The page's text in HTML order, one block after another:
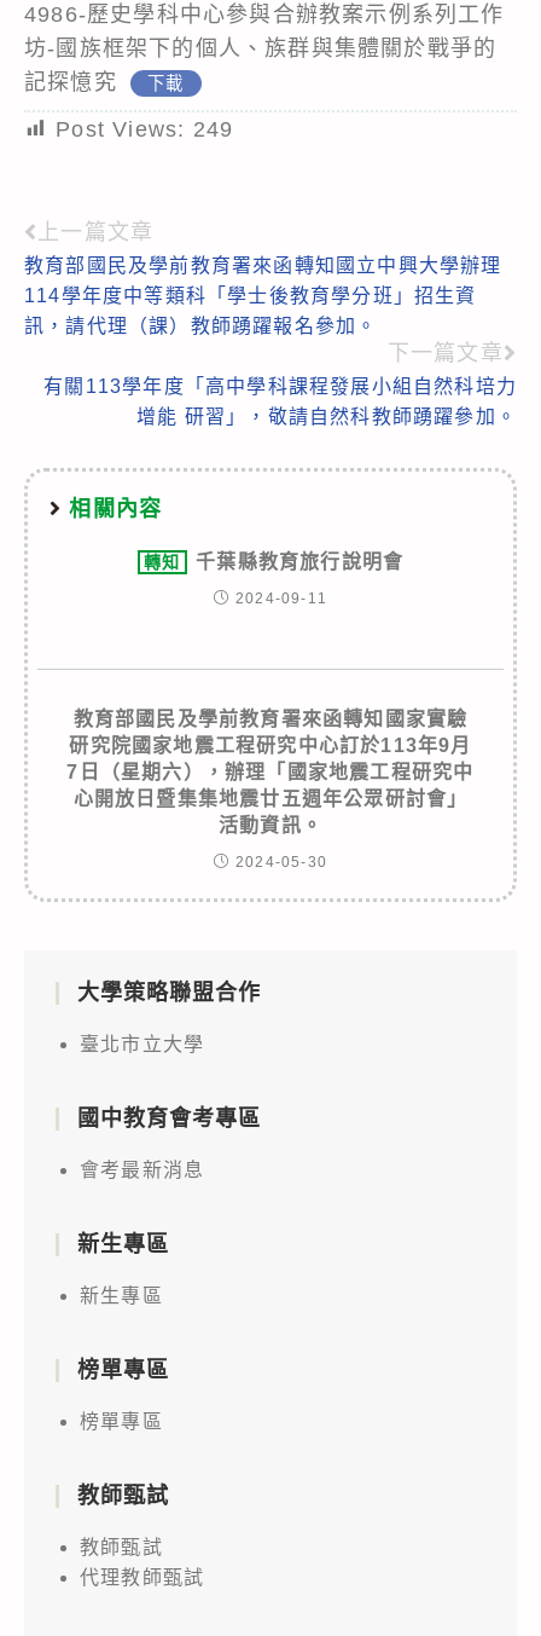
4986-歷史學科中心參與合辦教案示例系列工作
坊-國族框架下的個人、族群與集體關於戰爭的
記探憶究
下載
Post Views: 249
Read
more
articles
上一篇文章
教育部國民及學前教育署來函轉知國立中興大學辦理
114學年度中等類科「學士後教育學分班」招生資
訊，請代理（課）教師踴躍報名參加。
下一篇文章
有關113學年度「高中學科課程發展小組自然科培力
增能 研習」，敬請自然科教師踴躍參加。
相關內容
轉知 千葉縣教育旅行說明會
2024-09-11
教育部國民及學前教育署來函轉知國家實驗
研究院國家地震工程研究中心訂於113年9月
7日（星期六），辦理「國家地震工程研究中
心開放日暨集集地震廿五週年公眾研討會」
活動資訊。
2024-05-30
大學策略聯盟合作
臺北市立大學
國中教育會考專區
會考最新消息
新生專區
新生專區
榜單專區
榜單專區
教師甄試
教師甄試
代理教師甄試